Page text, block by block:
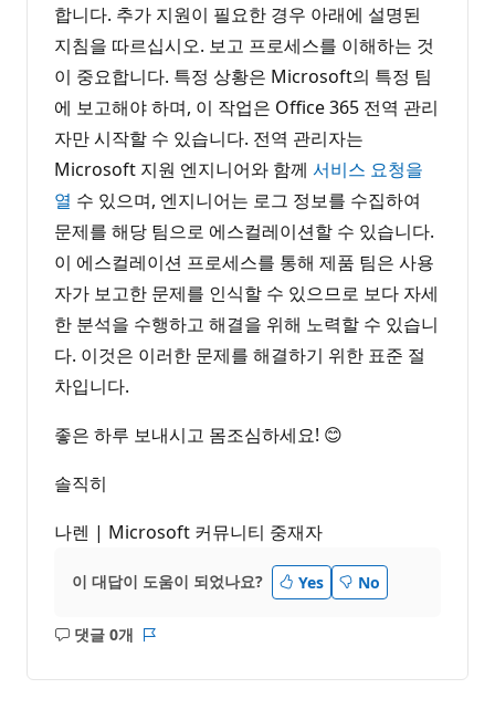
합니다. 추가 지원이 필요한 경우 아래에 설명된
지침을 따르십시오. 보고 프로세스를 이해하는 것
이 중요합니다. 특정 상황은 Microsoft의 특정 팀
에 보고해야 하며, 이 작업은 Office 365 전역 관리
자만 시작할 수 있습니다. 전역 관리자는
Microsoft 지원 엔지니어와 함께 서비스 요청을
열 수 있으며, 엔지니어는 로그 정보를 수집하여
문제를 해당 팀으로 에스컬레이션할 수 있습니다.
이 에스컬레이션 프로세스를 통해 제품 팀은 사용
자가 보고한 문제를 인식할 수 있으므로 보다 자세
한 분석을 수행하고 해결을 위해 노력할 수 있습니
다. 이것은 이러한 문제를 해결하기 위한 표준 절
차입니다.
좋은 하루 보내시고 몸조심하세요! 😊
솔직히
나렌 | Microsoft 커뮤니티 중재자
이 대답이 도움이 되었나요? Yes No
댓글 0개
설